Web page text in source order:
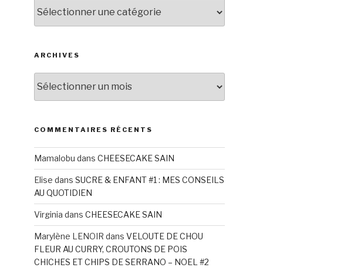
ARCHIVES
COMMENTAIRES RÉCENTS
Mamalobu dans CHEESECAKE SAIN
Elise dans SUCRE & ENFANT #1 : MES CONSEILS
AU QUOTIDIEN
Virginia dans CHEESECAKE SAIN
Marylène LENOIR dans VELOUTE DE CHOU
FLEUR AU CURRY, CROUTONS DE POIS
CHICHES ET CHIPS DE SERRANO – NOEL #2